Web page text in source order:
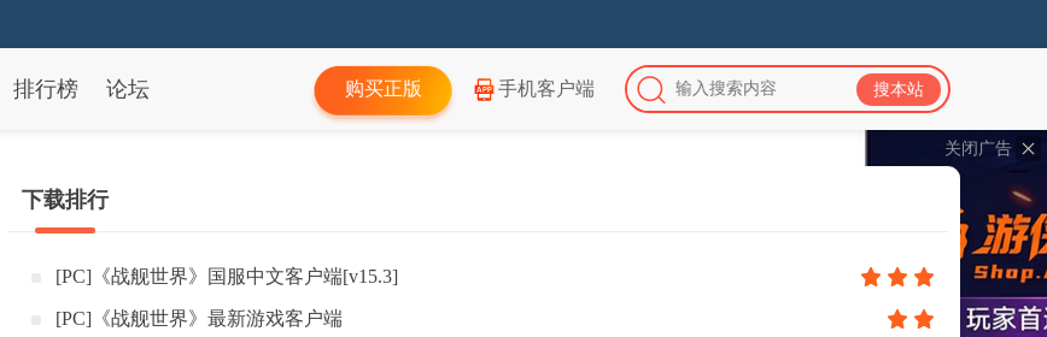
关闭广告
排行榜 论坛 购买正版 手机客户端
下载排行
[PC]《战舰世界》国服中文客户端[v15.3]
[PC]《战舰世界》最新游戏客户端